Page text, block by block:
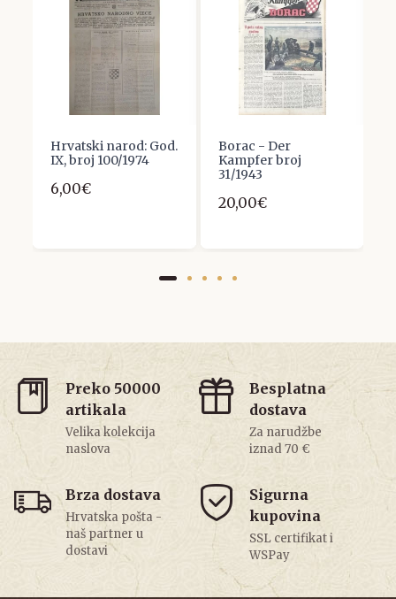
Hrvatski narod: God.
IX, broj 100/1974
6,00€
Borac - Der
Kampfer broj
31/1943
20,00€
Preko 50000
artikala
Velika kolekcija
naslova
Besplatna
dostava
Za narudžbe
iznad 70 €
Brza dostava
Hrvatska pošta -
naš partner u
dostavi
Sigurna
kupovina
SSL certifikat i
WSPay